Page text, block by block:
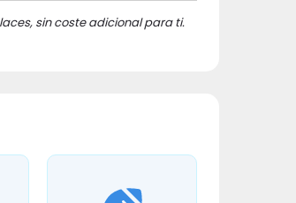
sin coste adicional para ti.